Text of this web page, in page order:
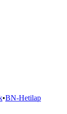
•BN-Hetilap